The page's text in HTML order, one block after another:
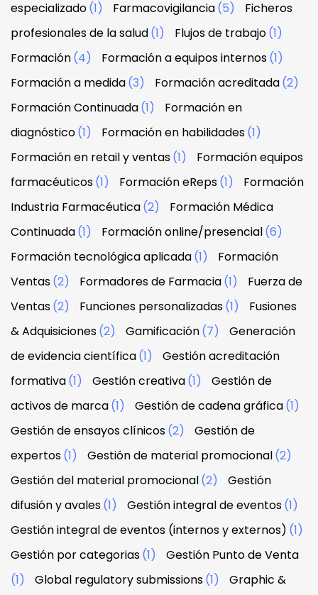
especializado(1) Farmacovigilancia(5)
Ficheros
profesionales de la salud(1) Flujos de trabajo(1)
Formación(4) Formación a equipos internos(1)
Formación a medida(3) Formación acreditada(2)
Formación Continuada(1)
Formación en
diagnóstico(1) Formación en habilidades(1)
Formación en retail y ventas(1)
Formación equipos
farmacéuticos(1) Formación eReps(1)
Formación
Industria Farmacéutica(2)
Formación Médica
Continuada(1) Formación online/presencial(6)
Formación tecnológica aplicada(1)
Formación
Ventas(2) Formadores de Farmacia(1)
Fuerza de
Ventas(2) Funciones personalizadas(1)
Fusiones
& Adquisiciones(2) Gamificación(7)
Generación
de evidencia científica(1)
Gestión acreditación
formativa(1) Gestión creativa(1)
Gestión de
activos de marca(1) Gestión de cadena gráfica(1)
Gestión de ensayos clínicos(2)
Gestión de
expertos(1) Gestión de material promocional(2)
Gestión del material promocional(2)
Gestión
difusión y avales(1) Gestión integral de eventos(1)
Gestión integral de eventos (internos y externos) (1)
Gestión por categorias(1)
Gestión Punto de Venta
(1)
Global regulatory submissions(1)
Graphic &